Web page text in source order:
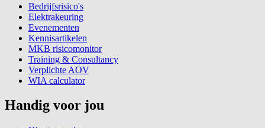
Bedrijfsrisico's
Elektrakeuring
Evenementen
Kennisartikelen
MKB risicomonitor
Training & Consultancy
Verplichte AOV
WIA calculator
Handig voor jou